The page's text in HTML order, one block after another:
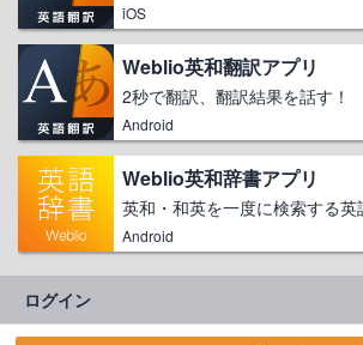
iOS
Weblio英和翻訳アプリ
2秒で翻訳、翻訳結果を話す！
Android
Weblio英和辞書アプリ
英和・和英を一度に検索する英
Android
ログイン